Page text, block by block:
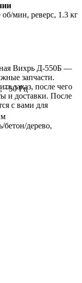
мин, реверс, 1.3 кг
Вихрь Д-550Б —
запчасти.
заказ, после чего
и доставки. После
с вами для
~50 Гц
м
бетон/дерево,